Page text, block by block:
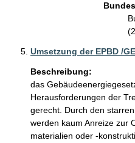
Umsetzung der EPBD /
Beschreibung:
das
Herausforderungen der
gerecht. Durch den
werden kaum Anreize zur
materialien oder -